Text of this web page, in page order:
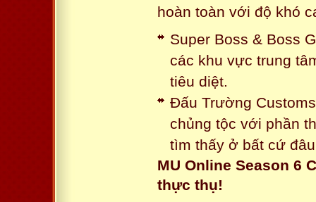
hoàn toàn với độ khó
Super Boss & Boss
các khu vực trung
tiêu diệt.
Đấu Trường
chủng tộc với phần
tìm thấy ở bất cứ
MU Online Season 6
thực thụ!